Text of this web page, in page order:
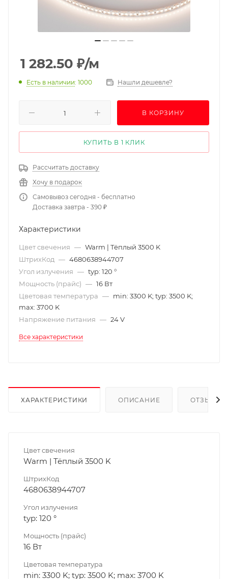
1 282.50 ₽/м
Есть в наличии: 1000 Нашли дешевле?
В КОРЗИНУ
КУПИТЬ В 1 КЛИК
Рассчитать доставку
Хочу в подарок
Самовывоз сегодня - бесплатно
Доставка завтра - 390 ₽
Характеристики
Цвет свечения — Warm | Тёплый 3500 K
ШтрихКод — 4680638944707
Угол излучения — typ: 120 °
Мощность (прайс) — 16 Вт
Цветовая температура — min: 3300 K; typ: 3500 K;
max: 3700 K
Напряжение питания — 24 V
Все характеристики
ХАРАКТЕРИСТИКИ ОПИСАНИЕ ОТЗЫВЫ
Цвет свечения
Warm | Тёплый 3500 K
ШтрихКод
4680638944707
Угол излучения
typ: 120 °
Мощность (прайс)
16 Вт
Цветовая температура
min: 3300 K; typ: 3500 K; max: 3700 K